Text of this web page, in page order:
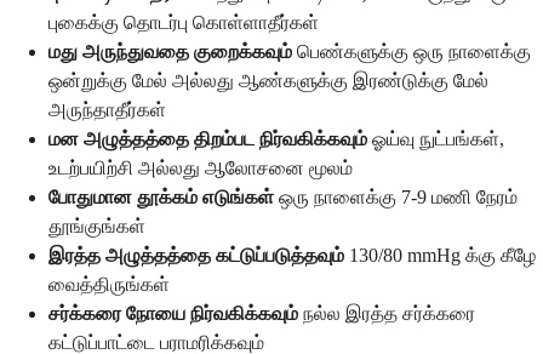
புகைக்கு தொடர்பு கொள்ளாதீர்கள்
மது அருந்துவதை குறைக்கவும் பெண்களுக்கு ஒரு நாளைக்கு
ஒன்றுக்கு மேல் அல்லது ஆண்களுக்கு இரண்டுக்கு மேல்
அருந்தாதீர்கள்
மன அழுத்தத்தை திறம்பட நிர்வகிக்கவும் ஓய்வு நுட்பங்கள்,
உடற்பயிற்சி அல்லது ஆலோசனை மூலம்
போதுமான தூக்கம் எடுங்கள் ஒரு நாளைக்கு 7-9 மணி நேரம்
தூங்குங்கள்
இரத்த அழுத்தத்தை கட்டுப்படுத்தவும் 130/80 mmHg க்கு கீழே
வைத்திருங்கள்
சர்க்கரை நோயை நிர்வகிக்கவும் நல்ல இரத்த சர்க்கரை
கட்டுப்பாட்டை பராமரிக்கவும்